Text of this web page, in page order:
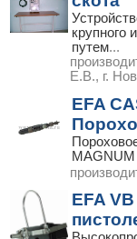
крупного
путем...
Е.В., г.
EFA
EFA